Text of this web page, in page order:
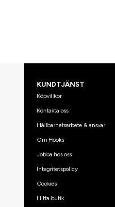
KUNDTJÄNST
Köpvillkor
Kontakta oss
Hållbarhetsarbete & ansvar
Om Hööks
Jobba hos oss
Integritetspolicy
Cookies
Hitta butik